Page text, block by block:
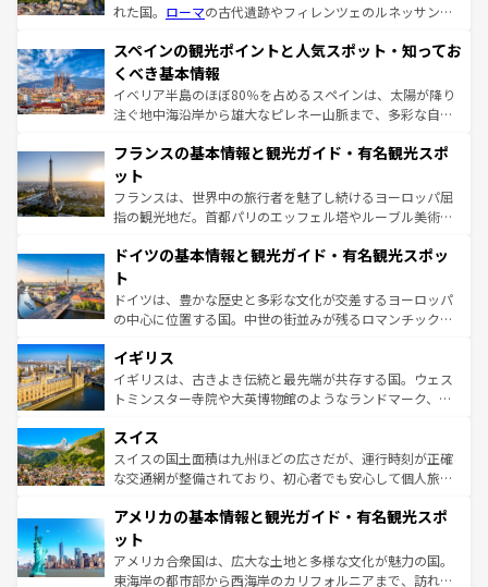
れた国。 ローマの古代遺跡やフィレンツェのルネッサンス
ろん、トスカーナの美しい田園風景やアマルフィ海岸の絶
景など、自然景観も見逃せない。観光の合間には、本場の
ピザやパスタなど、絶品のイタリア料理を堪能することも
できる。朝目覚めてから夜眠るまで、すべての瞬間を楽し
なお、新着のイタリア情報はコンテンツ一覧を参照してほ
しい。
スペインの観光ポイントと人気スポット・知ってお
くべき基本情報
イベリア半島のほぼ80％を占めるスペインは、太陽が降り
注ぐ地中海沿岸から雄大なピレネー山脈まで、多彩な自然
文化が根付くこの国では、情熱的なフラメンコ、熱気あふ
れる闘牛、そして美味しいタパスが生活の一部となってい
る。首都マドリードの洗練された雰囲気や、バルセロナの
アートに溢れた街角から、地方では古代ローマ遺跡や中世
せる。地方によって風土や気候が異なるスペインはその個
ンテンツ一覧 を参照してほしい。
フランスの基本情報と観光ガイド・有名観光スポ
ット
フランスは、世界中の旅行者を魅了し続けるヨーロッパ屈
指の観光地だ。首都パリのエッフェル塔やルーブル美術館
で、幅広い魅力が詰まっている。華麗な宮殿、歴史的な大
聖堂、美しいビーチ、そして豊かな自然が、訪れる者を心
から魅了する。また、フランスは美食の国としても知ら
れ、フランス料理はユネスコ無形文化遺産にも登録されて
香り高いラベンダー畑など、多彩な楽しみ方が可能だ。さ
らに、パリ以外の地域にも魅力が溢れており、どの街角に
も豊かな歴史と文化が息づいている。パリ以外の個性あふ
を参照してほしい。
ドイツの基本情報と観光ガイド・有名観光スポッ
ト
ドイツは、豊かな歴史と多彩な文化が交差するヨーロッパ
の中心に位置する国。中世の街並みが残るロマンチック街
顔を持つこの国は、どこを歩いても飽きることがない。ベ
ルリンの文化的活気、バイエルン州のアルプスの絶景、そ
してライン川沿いのワイン畑といった風景は必見。ビール
は、お酒好きな人にはぜひ体験してほしい。 なお、新着の
ドイツ情報はコンテンツ一覧を参照してほしい。
イギリス
イギリスは、古きよき伝統と最先端が共存する国。ウェス
トミンスター寺院や大英博物館のようなランドマーク、歴
リアごとに異なる魅力がある。また、優雅なアフタヌーン
ティー、ビール好きにはたまらない英国パブ、サッカー観
戦など、本場だからこそできる体験も豊富。イギリスを旅
ンツ一覧を参照してほしい。
スイス
スイスの国土面積は九州ほどの広さだが、運行時刻が正確
な交通網が整備されており、初心者でも安心して個人旅行
の建物がそのまま残る町や、スイスならではのユニークな
博物館もあり、アルプス観光だけでなく町歩きも満喫する
ことができる。国民の所得が高いため物価も高いが、旅行
者向けの交通パス提供のサービスもあり、うまく活用すれ
アメリカの基本情報と観光ガイド・有名観光スポ
ット
アメリカ合衆国は、広大な土地と多様な文化が魅力の国。
東海岸の都市部から西海岸のカリフォルニアまで、訪れる